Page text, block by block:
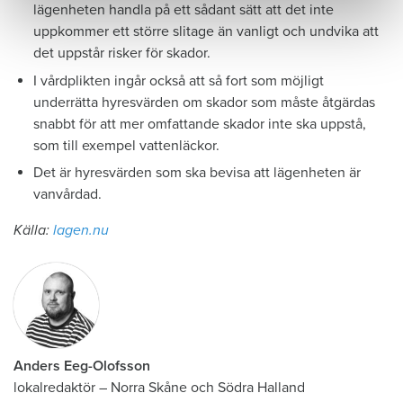
lägenheten handla på ett sådant sätt att det inte
uppkommer ett större slitage än vanligt och undvika att
det uppstår risker för skador.
I vårdplikten ingår också att så fort som möjligt
underrätta hyresvärden om skador som måste åtgärdas
snabbt för att mer omfattande skador inte ska uppstå,
som till exempel vattenläckor.
Det är hyresvärden som ska bevisa att lägenheten är
vanvårdad.
Källa: lagen.nu
Anders Eeg-Olofsson
lokalredaktör – Norra Skåne och Södra Halland